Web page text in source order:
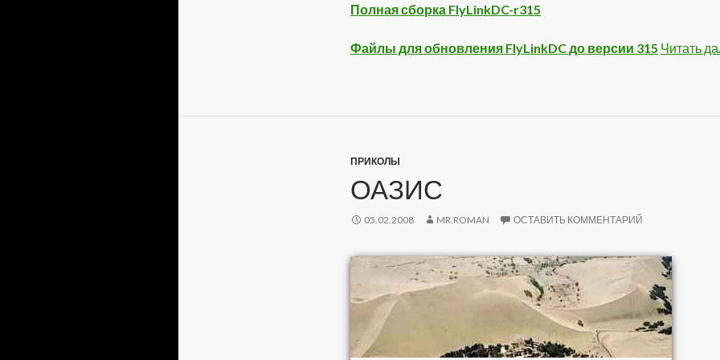
Полная сборка FlyLinkDC-r315
Файлы для обновления FlyLinkDC до версии 315 Читать
ПРИКОЛЫ
ОАЗИС
05.02.2008 MR.ROMAN ОСТАВИТЬ КОММЕНТАРИЙ